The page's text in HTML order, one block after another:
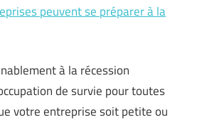
peuvent se préparer à la
à la récession
de survie pour toutes
votre entreprise soit petite ou